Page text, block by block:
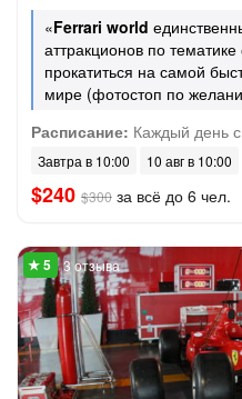
«Ferrari world
аттракционов по
прокатиться на самой
мире (фотостоп по
Расписание: Каждый день
Завтра в 10:00 10 авг в 10:00
$240 $300 за всё до 6 чел.
3 отзыва